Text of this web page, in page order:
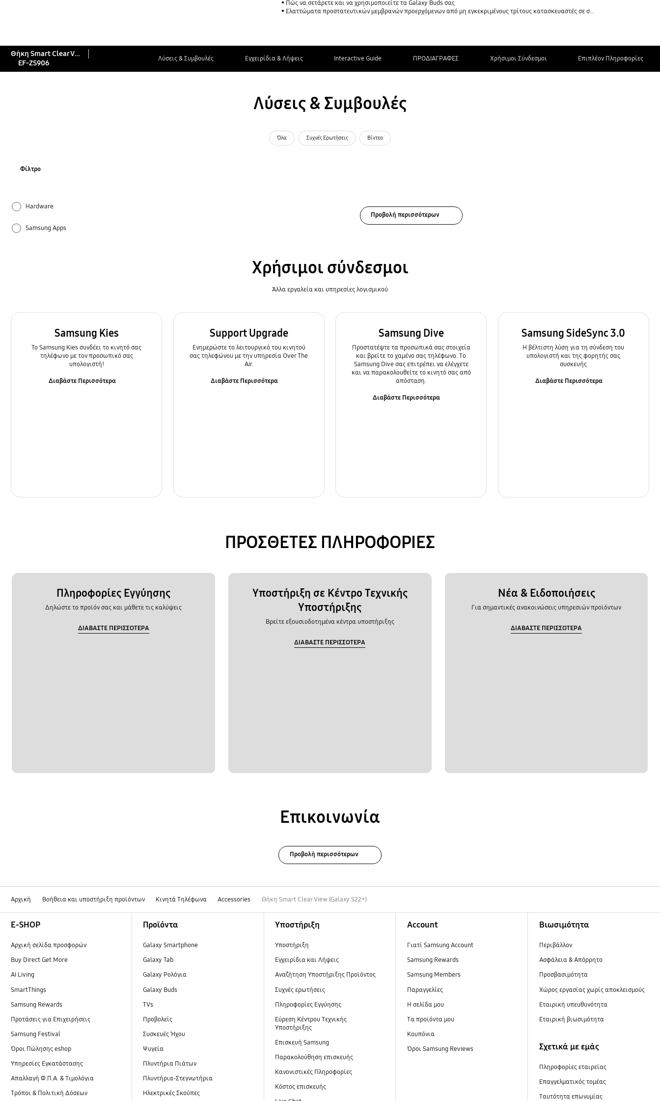
Πώς να σετάρετε και να χρησιμοποιείτε τα Galaxy Buds σας
Ελαττώματα προστατευτικών μεμβρανών προερχόμενων από μη εγκεκριμένους τρίτους κατασκευαστές σε συσκευές Galaxy
Θήκη Smart Clear View (Galaxy S22+)
EF-ZS906
Λύσεις & Συμβουλές Εγχειρίδια & Λήψεις Interactive Guide ΠΡΟΔΙΑΓΡΑΦΕΣ Χρήσιμοι Σύνδεσμοι Επιπλέον Πληροφορίες
Λύσεις & Συμβουλές
Όλα Συχνές Ερωτήσεις Βίντεο
Φίλτρο
Hardware
Samsung Apps
Προβολή περισσότερων
Χρήσιμοι σύνδεσμοι
Άλλα εργαλεία και υπηρεσίες λογισμικού
Samsung Kies
To Samsung Kies συνδέει το κινητό σας
τηλέφωνο με τον προσωπικό σας
υπολογιστή!
Διαβάστε Περισσότερα
Support Upgrade
Ενημερώστε τo λειτουργικό του κινητού
σας τηλεφώνου με την υπηρεσία Over The
Air.
Διαβάστε Περισσότερα
Samsung Dive
Προστατέψτε τα προσωπικά σας στοιχεία
και βρείτε το χαμένο σας τηλέφωνο. Το
Samsung Dive σας επιτρέπει να ελέγχετε
και να παρακολουθείτε το κινητό σας από
απόσταση.
Διαβάστε Περισσότερα
Samsung SideSync 3.0
Η βέλτιστη λύση για τη σύνδεση του
υπολογιστή και της φορητής σας
συσκευής
Διαβάστε Περισσότερα
ΠΡΟΣΘΕΤΕΣ ΠΛΗΡΟΦΟΡΙΕΣ
Πληροφορίες Εγγύησης
Δηλώστε το προϊόν σας και μάθετε τις καλύψεις
ΔΙΑΒΑΣΤΕ ΠΕΡΙΣΣΟΤΕΡΑ
Υποστήριξη σε Κέντρο Τεχνικής
Υποστήριξης
Βρείτε εξουσιοδοτημένα κέντρα υποστήριξης
ΔΙΑΒΑΣΤΕ ΠΕΡΙΣΣΟΤΕΡΑ
Νέα & Ειδοποιήσεις
Για σημαντικές ανακοινώσεις υπηρεσιών προϊόντων
ΔΙΑΒΑΣΤΕ ΠΕΡΙΣΣΟΤΕΡΑ
Επικοινωνία
Προβολή περισσότερων
Αρχική Βοήθεια και υποστήριξη προϊόντων Κινητά Τηλέφωνα Accessories Θήκη Smart Clear View (Galaxy S22+)
E-SHOP
Αρχική σελίδα προσφορών
Buy Direct Get More
AI Living
SmartThings
Samsung Rewards
Προτάσεις για Επιχειρήσεις
Samsung Festival
Όροι Πώλησης eshop
Υπηρεσίες Εγκατάστασης
Απαλλαγή Φ.Π.Α. & Τιμολόγια
Τρόποι & Πολιτική Δόσεων
Προϊόντα
Galaxy Smartphone
Galaxy Tab
Galaxy Ρολόγια
Galaxy Buds
TVs
Προβολείς
Συσκευές Ήχου
Ψυγεία
Πλυντήρια Πιάτων
Πλυντήρια-Στεγνωτήρια
Ηλεκτρικές Σκούπες
Υποστήριξη
Υποστήριξη
Εγχειρίδια και Λήψεις
Αναζήτηση Υποστήριξης Προϊόντος
Συχνές ερωτήσεις
Πληροφορίες Εγγύησης
Εύρεση Κέντρου Τεχνικής
Υποστήριξης
Επισκευή Samsung
Παρακολούθηση επισκευής
Κανονιστικές Πληροφορίες
Κόστος επισκευής
Account
Γιατί Samsung Account
Samsung Rewards
Samsung Members
Παραγγελίες
Η σελίδα μου
Τα προϊόντα μου
Κουπόνια
Όροι Samsung Reviews
Βιωσιμότητα
Περιβάλλον
Ασφάλεια & Απόρρητο
Προσβασιμότητα
Xώρος εργασίας χωρίς αποκλεισμούς
Εταιρική υπευθυνότητα
Εταιρική βιωσιμότητα
Σχετικά με εμάς
Πληροφορίες εταιρείας
Επαγγελματικός τομέας
Ταυτότητα επωνυμίας